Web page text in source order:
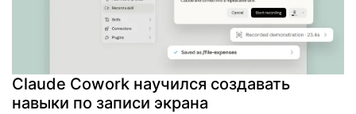
Claude Cowork научился создавать
навыки по записи экрана